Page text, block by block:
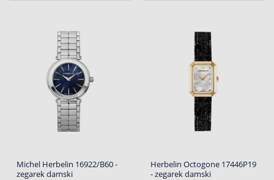
Michel Herbelin 16922/B60 -
zegarek damski
Herbelin Octogone 17446P19
- zegarek damski